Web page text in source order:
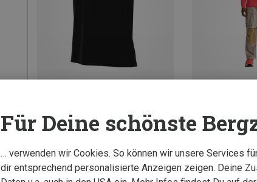
+2 Größen
Herren Solar Chase T-Shirt
56,50 €
S M L XL
Herren Aireez
109,95 €
L XL
Für Deine schönste
… verwenden wir Cookies. So können wir unsere Services
dir entsprechend personalisierte Anzeigen zeigen. Deine